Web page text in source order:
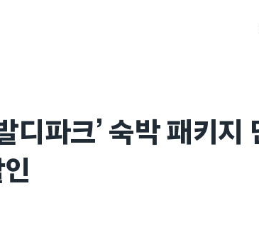
디파크’ 숙박 패키지